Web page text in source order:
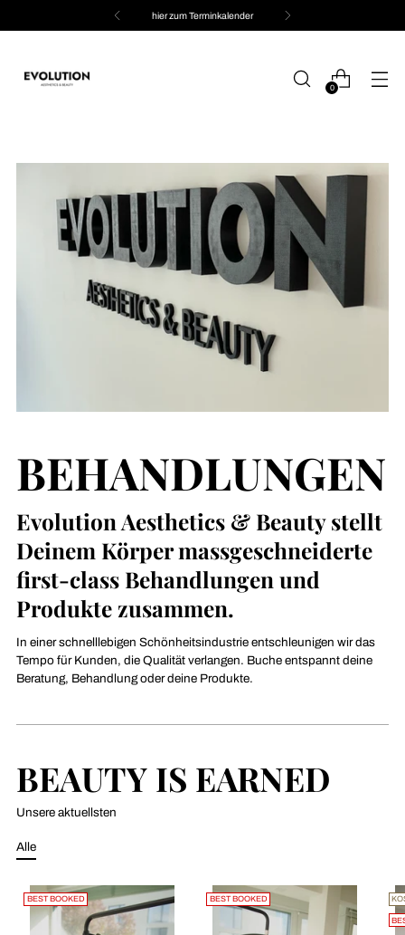
hier zum Terminkalender
0
BEHANDLUNGEN
Evolution Aesthetics & Beauty stellt
Deinem Körper massgeschneiderte
first-class Behandlungen und
Produkte zusammen.
In einer schnelllebigen Schönheitsindustrie entschleunigen wir das
Tempo für Kunden, die Qualität verlangen. Buche entspannt deine
Beratung, Behandlung oder deine Produkte.
BEAUTY IS EARNED
Unsere aktuellsten
Alle
BEST BOOKED BEST BOOKED